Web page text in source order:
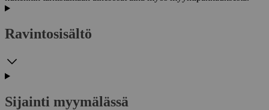
Ravintosisältö
Sijainti myymälässä